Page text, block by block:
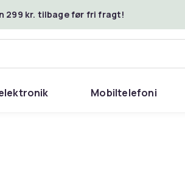
299 kr. tilbage før fri fragt!
Mobiltelefoni